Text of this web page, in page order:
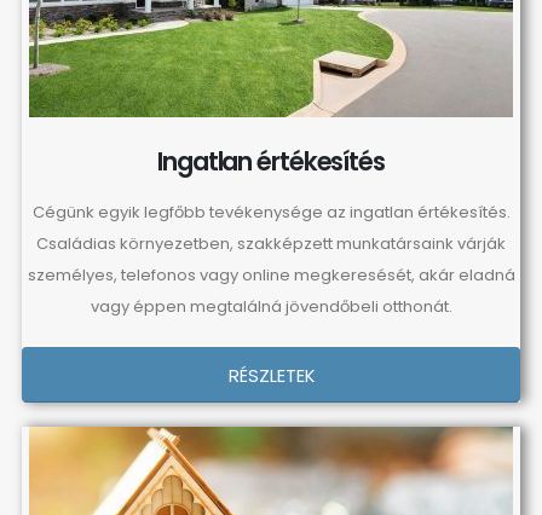
Ingatlan értékesítés
Cégünk egyik legfőbb tevékenysége az ingatlan értékesítés.
Családias környezetben, szakképzett munkatársaink várják
személyes, telefonos vagy online megkeresését, akár eladná
vagy éppen megtalálná jövendőbeli otthonát.
RÉSZLETEK